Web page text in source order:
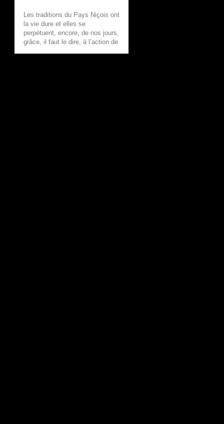
Les traditions du Pays Niçois ont
la vie dure et elles se
perpétuent, encore, de nos jours,
grâce, il faut le dire, à l’action de